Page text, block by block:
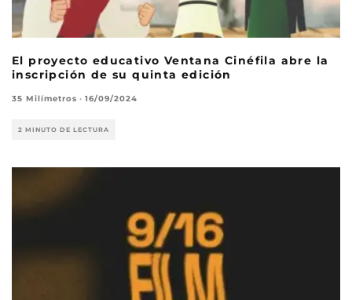
El proyecto educativo Ventana Cinéfila abre la
inscripción de su quinta edición
35 Milímetros · 16/09/2024
2 MINUTO DE LECTURA